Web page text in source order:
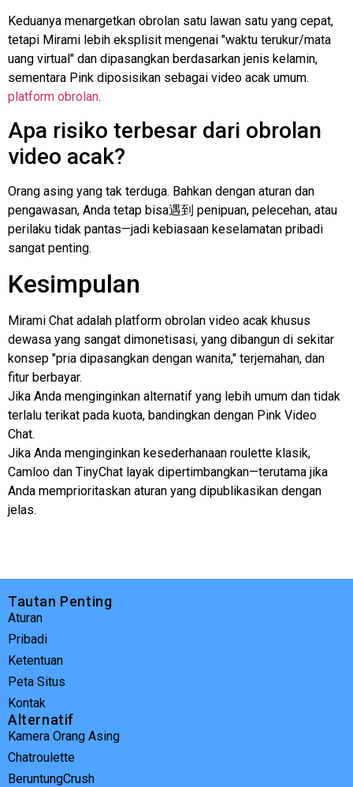
Keduanya menargetkan obrolan satu lawan satu yang cepat,
tetapi Mirami lebih eksplisit mengenai "waktu terukur/mata
uang virtual" dan dipasangkan berdasarkan jenis kelamin,
sementara Pink diposisikan sebagai video acak umum.
platform obrolan.
Apa risiko terbesar dari obrolan
video acak?
Orang asing yang tak terduga. Bahkan dengan aturan dan
pengawasan, Anda tetap bisa遇到 penipuan, pelecehan, atau
perilaku tidak pantas—jadi kebiasaan keselamatan pribadi
sangat penting.
Kesimpulan
Mirami Chat adalah platform obrolan video acak khusus
dewasa yang sangat dimonetisasi, yang dibangun di sekitar
konsep "pria dipasangkan dengan wanita," terjemahan, dan
fitur berbayar.
Jika Anda menginginkan alternatif yang lebih umum dan tidak
terlalu terikat pada kuota, bandingkan dengan Pink Video
Chat.
Jika Anda menginginkan kesederhanaan roulette klasik,
Camloo dan TinyChat layak dipertimbangkan—terutama jika
Anda memprioritaskan aturan yang dipublikasikan dengan
jelas.
Tautan Penting
Aturan
Pribadi
Ketentuan
Peta Situs
Kontak
Alternatif
Kamera Orang Asing
Chatroulette
BeruntungCrush